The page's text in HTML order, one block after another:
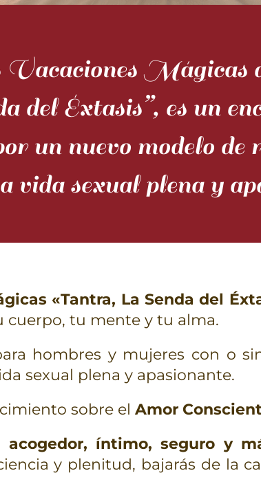
Mágicas
del Éxtasis”, es un
un nuevo modelo de
vida sexual plena y
«Tantra, La Senda del
cuerpo, tu mente y tu alma.
hombres y mujeres con o
sexual plena y apasionante.
sobre el Amor
acogedor, íntimo, seguro y
y plenitud, bajarás de la